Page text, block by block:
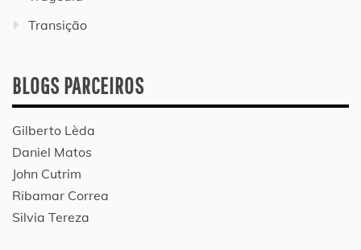
Transição
BLOGS PARCEIROS
Gilberto Lèda
Daniel Matos
John Cutrim
Ribamar Correa
Silvia Tereza